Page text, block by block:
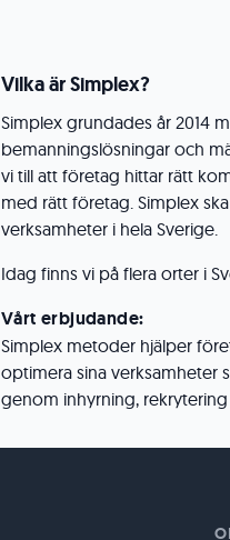
Vilka är Simplex?
Simplex grundades år 2014
bemanningslösningar och
vi till att företag hittar rätt
med rätt företag. Simplex
verksamheter i hela Sverige.
Idag finns vi på flera orter i
Vårt erbjudande:
Simplex metoder hjälper
optimera sina verksamheter
genom inhyrning,